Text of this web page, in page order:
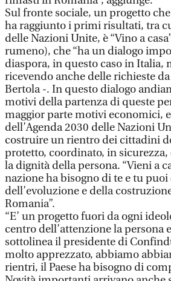
Sul fronte sociale, un progetto
ha raggiunto i primi risultati, tra
delle Nazioni Unite, è “Vino a
rumeno), che “ha un dialogo
diaspora, in questo caso in Italia,
ricevendo anche delle richieste
Bertola -. In questo dialogo
motivi della partenza di queste
maggior parte motivi economici,
dell’Agenda 2030 delle Nazioni
costruire un rientro dei cittadini
protetto, coordinato, in sicurezza,
la dignità della persona. “Vieni a
nazione ha bisogno di te e tu puoi
dell’evoluzione e della
Romania”.
“E’ un progetto fuori da ogni
centro dell’attenzione la persona
sottolinea il presidente di
molto apprezzato, abbiamo
rientri, il Paese ha bisogno di